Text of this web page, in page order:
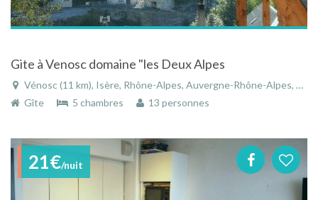
Gite à Venosc domaine "les Deux Alpes
Vénosc (11 km), Isère, Rhône-Alpes, Auvergne-Rhône-Alpes, France
Gîte
5 chambres 13 personnes
21€/nuit